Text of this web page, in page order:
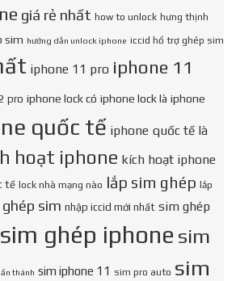
giá rẻ nhất how to unlock hưng thịnh
sim hướng dẫn unlock iphone iccid hổ trợ ghép sim
iphone 11 pro iphone 11
pro iphone lock có iphone lock là iphone
quốc tế iphone quốc tế là
hoạt iphone kích hoạt iphone
tế lock nhà mạng nào lắp sim ghép lắp
sim nhập iccid mới nhất sim ghép
sim ghép iphone sim
thánh sim iphone 11 sim pro auto sim